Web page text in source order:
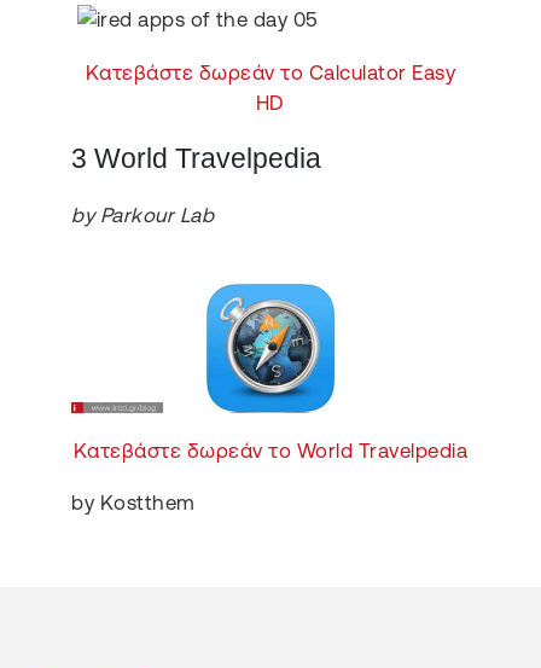
Κατεβάστε δωρεάν το Calculator Easy
HD
3 World Travelpedia
by Parkour Lab
Κατεβάστε δωρεάν το World Travelpedia
by Kostthem